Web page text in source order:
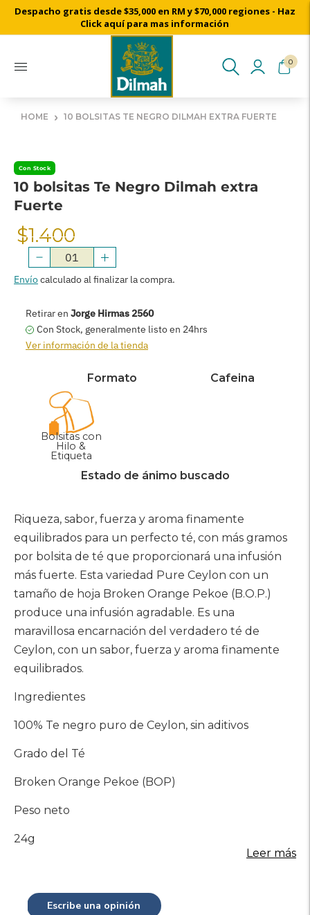
Cosechado a mano desde nuestros jardines de té de Ceylon
Despacho gratis desde $35,000 en RM y $70,000 regiones - Haz
Click aquí para mas información
0
HOME › 10 BOLSITAS TE NEGRO DILMAH EXTRA FUERTE
Con Stock
10 bolsitas Te Negro Dilmah extra
Fuerte
Precio
Normal
$1.400
Envíocalculado al finalizar la compra.
AGREGAR AL CARRITO
Retirar en Jorge Hirmas 2560
Con Stock, generalmente listo en 24hrs
Ver información de la tienda
Formato
Bolsitas con
Hilo &
Etiqueta
Cafeina
Estado de ánimo buscado
su
carrito
Riqueza, sabor, fuerza y ​​aroma finamente
equilibrados para un perfecto té, con más gramos
por bolsita de té que proporcionará una infusión
más fuerte. Esta variedad Pure Ceylon con un
tamaño de hoja Broken Orange Pekoe (B.O.P.)
produce una infusión agradable. Es una
maravillosa encarnación del verdadero té de
Ceylon, con un sabor, fuerza y ​​aroma finamente
equilibrados.
Ingredientes
100% Te negro puro de Ceylon, sin aditivos
Grado del Té
Broken Orange Pekoe (BOP)
Peso neto
24g
Leer más
Escribe una opinión